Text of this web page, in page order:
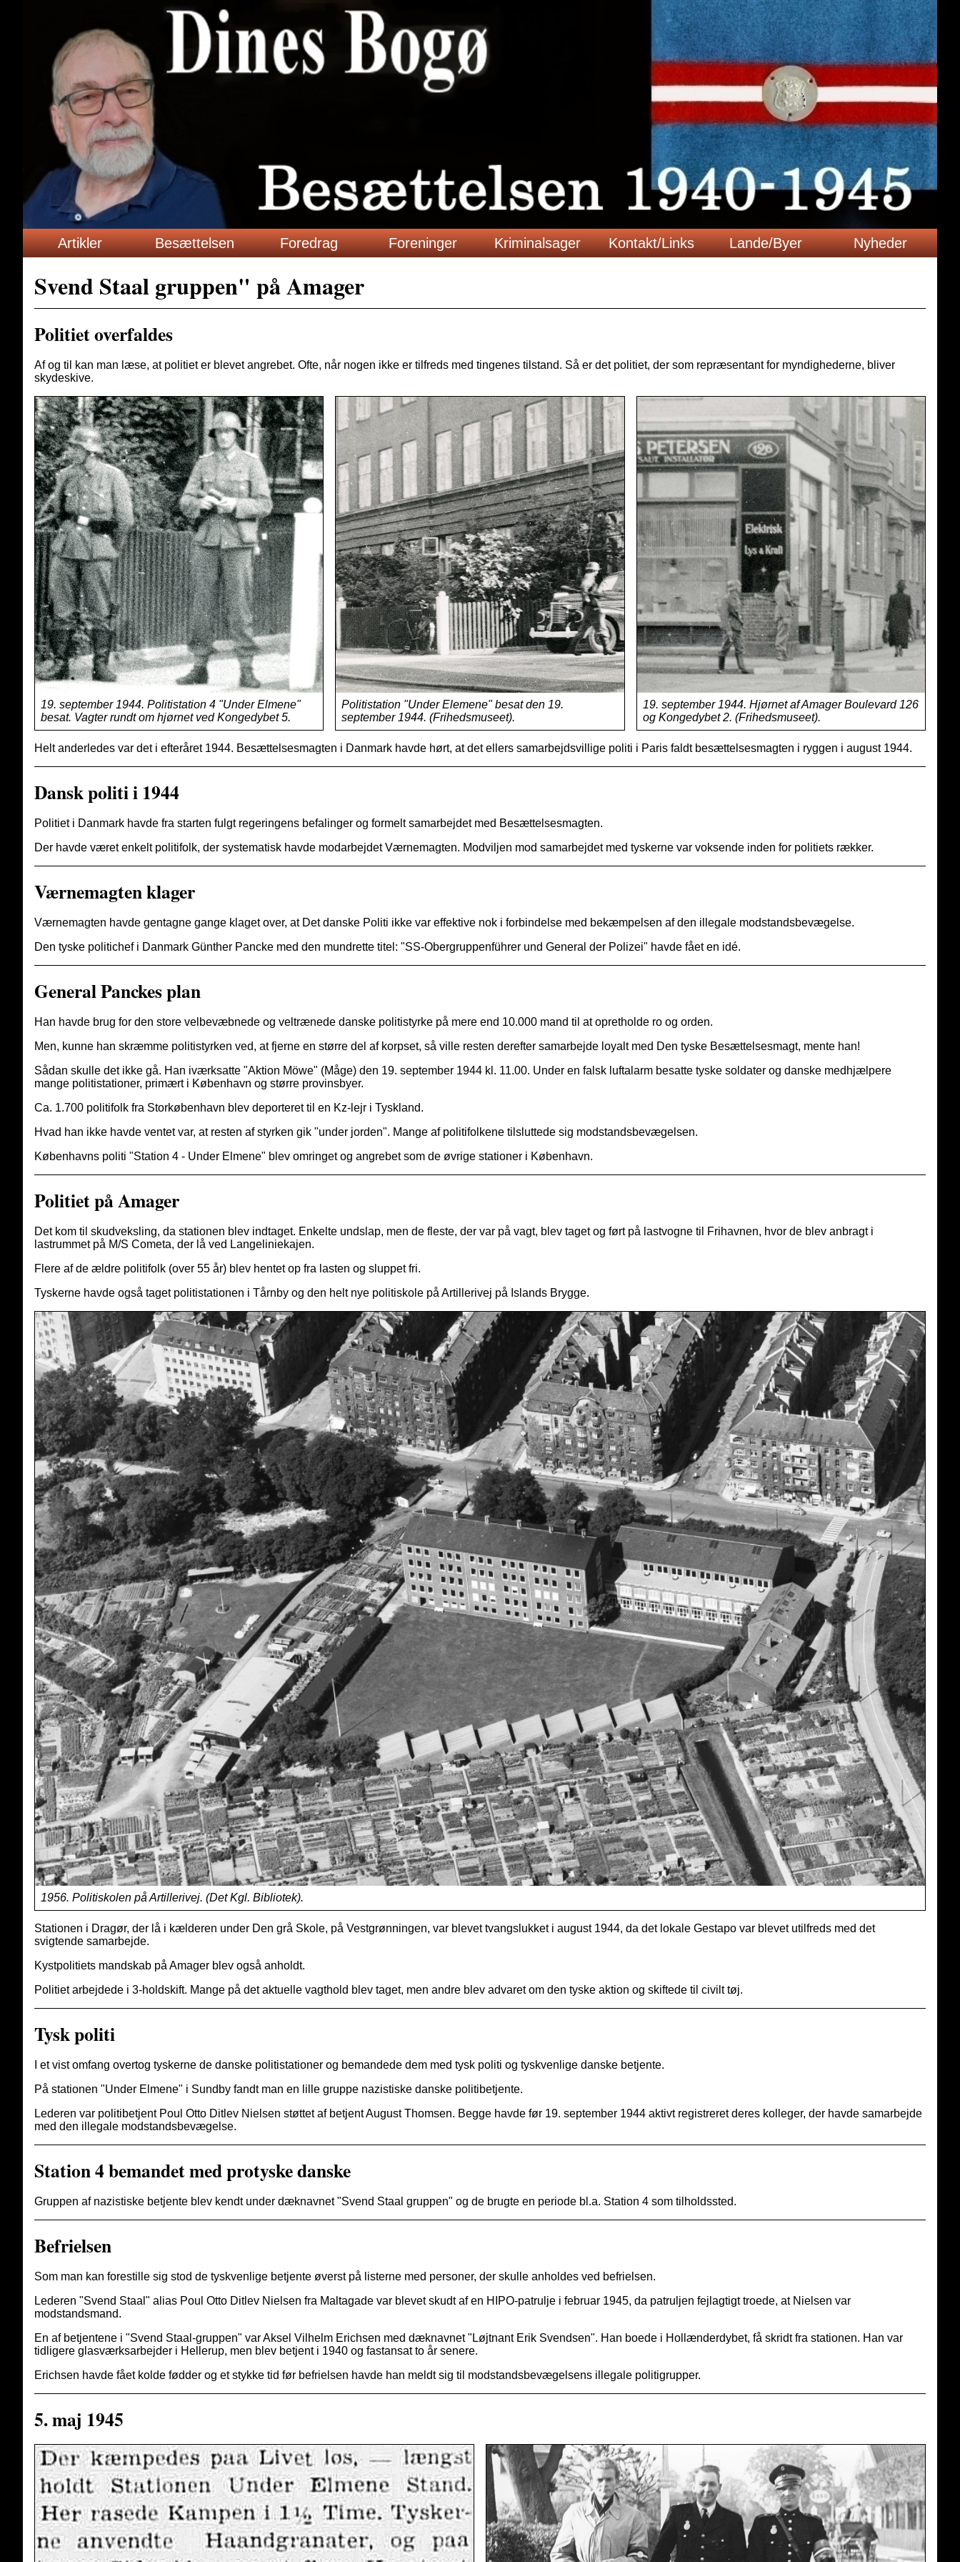
Artikler Besættelsen Foredrag Foreninger Kriminalsager Kontakt/Links Lande/Byer Nyheder
Svend Staal gruppen" på Amager
Politiet overfaldes
Af og til kan man læse, at politiet er blevet angrebet. Ofte, når nogen ikke er tilfreds med tingenes tilstand. Så er det politiet, der som repræsentant for myndighederne, bliver
skydeskive.
19. september 1944. Politistation 4 "Under Elmene"
besat. Vagter rundt om hjørnet ved Kongedybet 5.
Politistation "Under Elemene" besat den 19.
september 1944. (Frihedsmuseet).
19. september 1944. Hjørnet af Amager Boulevard 126
og Kongedybet 2. (Frihedsmuseet).
Helt anderledes var det i efteråret 1944. Besættelsesmagten i Danmark havde hørt, at det ellers samarbejdsvillige politi i Paris faldt besættelsesmagten i ryggen i august 1944.
Dansk politi i 1944
Politiet i Danmark havde fra starten fulgt regeringens befalinger og formelt samarbejdet med Besættelsesmagten.
Der havde været enkelt politifolk, der systematisk havde modarbejdet Værnemagten. Modviljen mod samarbejdet med tyskerne var voksende inden for politiets rækker.
Værnemagten klager
Værnemagten havde gentagne gange klaget over, at Det danske Politi ikke var effektive nok i forbindelse med bekæmpelsen af den illegale modstandsbevægelse.
Den tyske politichef i Danmark Günther Pancke med den mundrette titel: "SS-Obergruppenführer und General der Polizei" havde fået en idé.
General Panckes plan
Han havde brug for den store velbevæbnede og veltrænede danske politistyrke på mere end 10.000 mand til at opretholde ro og orden.
Men, kunne han skræmme politistyrken ved, at fjerne en større del af korpset, så ville resten derefter samarbejde loyalt med Den tyske Besættelsesmagt, mente han!
Sådan skulle det ikke gå. Han iværksatte "Aktion Möwe" (Måge) den 19. september 1944 kl. 11.00. Under en falsk luftalarm besatte tyske soldater og danske medhjælpere
mange politistationer, primært i København og større provinsbyer.
Ca. 1.700 politifolk fra Storkøbenhavn blev deporteret til en Kz-lejr i Tyskland.
Hvad han ikke havde ventet var, at resten af styrken gik "under jorden". Mange af politifolkene tilsluttede sig modstandsbevægelsen.
Københavns politi "Station 4 - Under Elmene" blev omringet og angrebet som de øvrige stationer i København.
Politiet på Amager
Det kom til skudveksling, da stationen blev indtaget. Enkelte undslap, men de fleste, der var på vagt, blev taget og ført på lastvogne til Frihavnen, hvor de blev anbragt i
lastrummet på M/S Cometa, der lå ved Langeliniekajen.
Flere af de ældre politifolk (over 55 år) blev hentet op fra lasten og sluppet fri.
Tyskerne havde også taget politistationen i Tårnby og den helt nye politiskole på Artillerivej på Islands Brygge.
1956. Politiskolen på Artillerivej. (Det Kgl. Bibliotek).
Stationen i Dragør, der lå i kælderen under Den grå Skole, på Vestgrønningen, var blevet tvangslukket i august 1944, da det lokale Gestapo var blevet utilfreds med det
svigtende samarbejde.
Kystpolitiets mandskab på Amager blev også anholdt.
Politiet arbejdede i 3-holdskift. Mange på det aktuelle vagthold blev taget, men andre blev advaret om den tyske aktion og skiftede til civilt tøj.
Tysk politi
I et vist omfang overtog tyskerne de danske politistationer og bemandede dem med tysk politi og tyskvenlige danske betjente.
På stationen "Under Elmene" i Sundby fandt man en lille gruppe nazistiske danske politibetjente.
Lederen var politibetjent Poul Otto Ditlev Nielsen støttet af betjent August Thomsen. Begge havde før 19. september 1944 aktivt registreret deres kolleger, der havde samarbejde
med den illegale modstandsbevægelse.
Station 4 bemandet med protyske danske
Gruppen af nazistiske betjente blev kendt under dæknavnet "Svend Staal gruppen" og de brugte en periode bl.a. Station 4 som tilholdssted.
Befrielsen
Som man kan forestille sig stod de tyskvenlige betjente øverst på listerne med personer, der skulle anholdes ved befrielsen.
Lederen "Svend Staal" alias Poul Otto Ditlev Nielsen fra Maltagade var blevet skudt af en HIPO-patrulje i februar 1945, da patruljen fejlagtigt troede, at Nielsen var
modstandsmand.
En af betjentene i "Svend Staal-gruppen" var Aksel Vilhelm Erichsen med dæknavnet "Løjtnant Erik Svendsen". Han boede i Hollænderdybet, få skridt fra stationen. Han var
tidligere glasværksarbejder i Hellerup, men blev betjent i 1940 og fastansat to år senere.
Erichsen havde fået kolde fødder og et stykke tid før befrielsen havde han meldt sig til modstandsbevægelsens illegale politigrupper.
5. maj 1945